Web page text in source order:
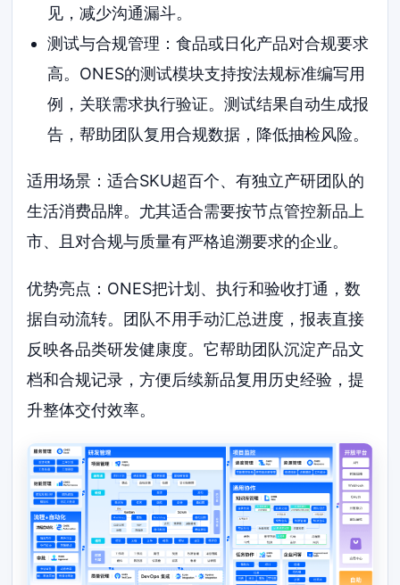
见，减少沟通漏斗。
测试与合规管理：食品或日化产品对合规要求
高。ONES的测试模块支持按法规标准编写用
例，关联需求执行验证。测试结果自动生成报
告，帮助团队复用合规数据，降低抽检风险。
适用场景：适合SKU超百个、有独立产研团队的
生活消费品牌。尤其适合需要按节点管控新品上
市、且对合规与质量有严格追溯要求的企业。
优势亮点：ONES把计划、执行和验收打通，数
据自动流转。团队不用手动汇总进度，报表直接
反映各品类研发健康度。它帮助团队沉淀产品文
档和合规记录，方便后续新品复用历史经验，提
升整体交付效率。